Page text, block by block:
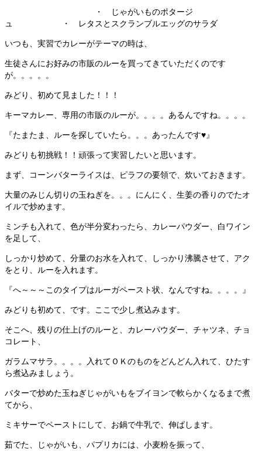
・ じゃがいものポタージ
ュ ・ レタスとスクランブルエッグのサラダ
いつも、実習でカレーがテーマの時は、
生徒さんにお好みの市販のルーを買ってきていただくのです
が。。。。。
みどり、初めて見ました！！！
キーマカレー、専用の市販のルーが。。。。あるんですね。。。。
『たまたま、ルーを探していたら。。。あったんです♥』
みどりも初挑戦！！頑張って実習したいと思います。
まず、コーンバターライスは、ピラフの要領で、炊いておきます。
大量のみじん切りの玉ねぎを。。。にんにく、生姜の香りのでたオ
イルで炒めます。
ミンチも入れて、色が半分変わったら、カレーパウダー、白ワイン
を足して、
しっかり炒めて、分量のお水を入れて、しっかり沸騰させて、アク
をとり、ルーを入れます。
『へ～～～このタイプはルーガペースト状、なんですね。。。。』
みどりも初めて、です。ここで少し煮込みます。
そこへ、残りの仕上げのルーと、カレーパウダー、チャツネ、チョ
コレート、
ガラムマサラ。。。。入れてＯＫのものをどんどん入れて、ひたす
ら煮込みましょう。
バターで炒めた玉ねぎじゃがいもをブイヨンで軟らかくなるまで煮
てから、
ミキサーでペーストにして、お鍋で牛乳で、伸ばします。
茹でた、じゃがいも、パプリカには、小麦粉を振って、